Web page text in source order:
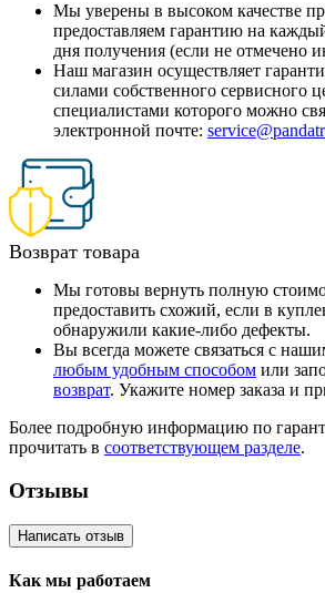
Мы уверены в высоком качестве
предоставляем гарантию на
дня получения (если не отмечено
Наш магазин осуществляет
силами собственного сервисного
специалистами которого можно
электронной почте:
Возврат товара
Мы готовы вернуть полную
предоставить схожий, если в
обнаружили какие-либо дефекты.
Вы всегда можете связаться с
любым удобным способом или
возврат. Укажите номер заказа и
Более подробную информацию по
прочитать в соответствующем разделе.
Отзывы
Написать отзыв
Как мы работаем